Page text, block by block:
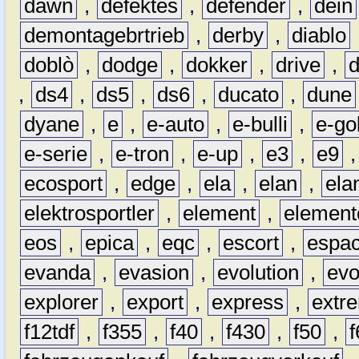
dawn , defektes , defender , dein
demontagebrtrieb , derby , diablo
doblò , dodge , dokker , drive ,
,
ds4 , ds5 , ds6 , ducato , dune
dyane , e , e-auto , e-bulli ,
e-
e-serie , e-tron , e-up , e3 , e9
ecosport , edge , ela , elan ,
elektrosportler , element ,
eos
, epica , eqc , escort ,
evanda , evasion , evolution ,
explorer , export , express ,
f12tdf , f355 , f40 , f430 , f50 ,